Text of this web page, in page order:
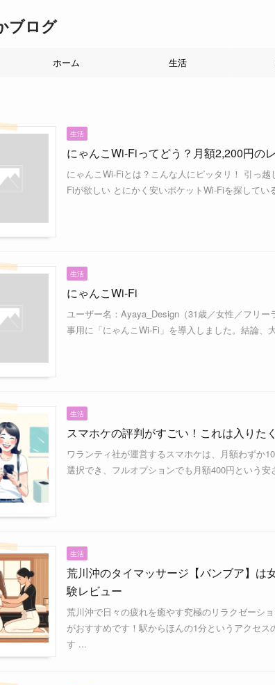
ブログ
ホーム 生活
生活
にゃんこWi-Fiってどう？月額2,200円の
にゃんこWi-Fiとは？こんな人にピッタリ！ 引っ
Fiが欲しい とにかく安いポケットWi-Fiを探してい
生活
にゃんこWi-Fi
ユーザー名：Ayaya_Design（31歳／女性／フリー
事用に「にゃんこWi-Fi」を導入しました。結論、
生活
スマホケの評判がすごい！これは入りた
ワランティ社が運営するスマホケは、月額わずか
選択でき、フルオプションでも月額400円という
生活
荒川沖のタイマッサージ【バンブア】は
験レビュー
荒川沖で日々の疲れを癒やす究極のリラクゼーシ
がおすすめです！駅からほんの1分というアクセ
す ...